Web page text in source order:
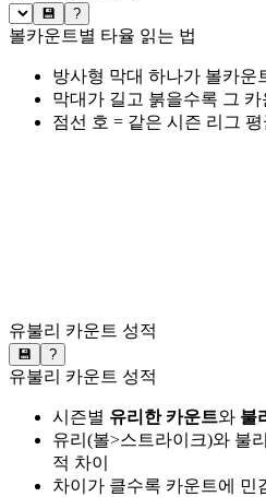
💾 ?
볼카운트별 타율 읽는 법
방사형 막대 하나가 볼카운
막대가 길고 붉을수록 그
점선 호 = 같은 시즌 리그 평
유불리 카운트 성적
💾 ?
유불리 카운트 성적
시즌별 유리한 카운트와 불
유리(볼>스트라이크)와 불
적 차이
차이가 클수록 카운트에 민